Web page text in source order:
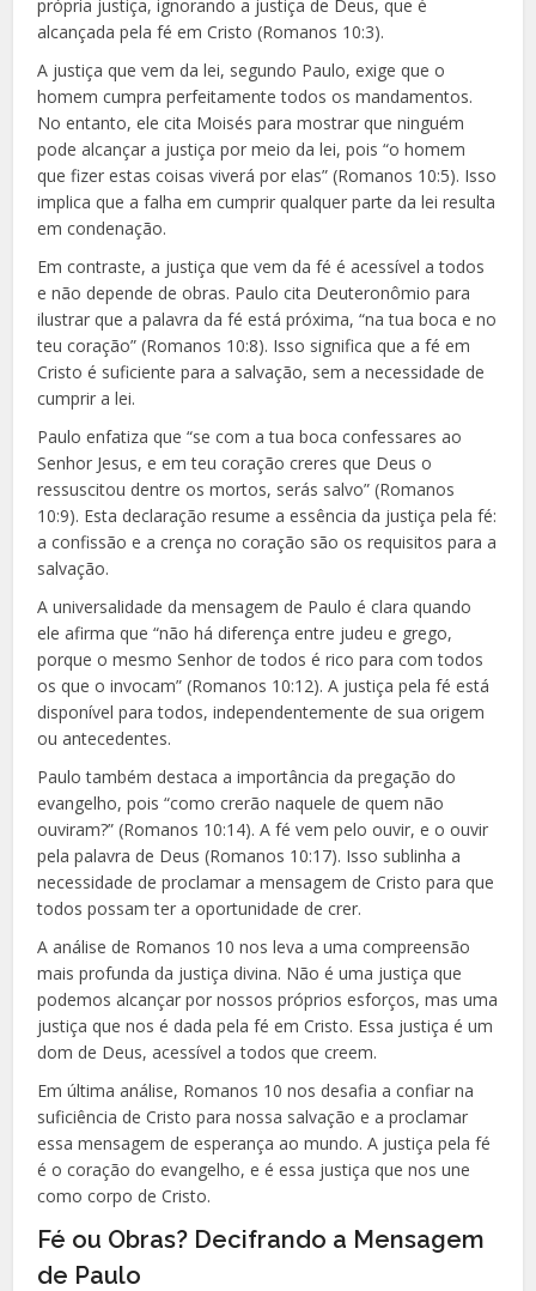
própria justiça, ignorando a justiça de Deus, que é
alcançada pela fé em Cristo (Romanos 10:3).
A justiça que vem da lei, segundo Paulo, exige que o
homem cumpra perfeitamente todos os mandamentos.
No entanto, ele cita Moisés para mostrar que ninguém
pode alcançar a justiça por meio da lei, pois “o homem
que fizer estas coisas viverá por elas” (Romanos 10:5). Isso
implica que a falha em cumprir qualquer parte da lei resulta
em condenação.
Em contraste, a justiça que vem da fé é acessível a todos
e não depende de obras. Paulo cita Deuteronômio para
ilustrar que a palavra da fé está próxima, “na tua boca e no
teu coração” (Romanos 10:8). Isso significa que a fé em
Cristo é suficiente para a salvação, sem a necessidade de
cumprir a lei.
Paulo enfatiza que “se com a tua boca confessares ao
Senhor Jesus, e em teu coração creres que Deus o
ressuscitou dentre os mortos, serás salvo” (Romanos
10:9). Esta declaração resume a essência da justiça pela fé:
a confissão e a crença no coração são os requisitos para a
salvação.
A universalidade da mensagem de Paulo é clara quando
ele afirma que “não há diferença entre judeu e grego,
porque o mesmo Senhor de todos é rico para com todos
os que o invocam” (Romanos 10:12). A justiça pela fé está
disponível para todos, independentemente de sua origem
ou antecedentes.
Paulo também destaca a importância da pregação do
evangelho, pois “como crerão naquele de quem não
ouviram?” (Romanos 10:14). A fé vem pelo ouvir, e o ouvir
pela palavra de Deus (Romanos 10:17). Isso sublinha a
necessidade de proclamar a mensagem de Cristo para que
todos possam ter a oportunidade de crer.
A análise de Romanos 10 nos leva a uma compreensão
mais profunda da justiça divina. Não é uma justiça que
podemos alcançar por nossos próprios esforços, mas uma
justiça que nos é dada pela fé em Cristo. Essa justiça é um
dom de Deus, acessível a todos que creem.
Em última análise, Romanos 10 nos desafia a confiar na
suficiência de Cristo para nossa salvação e a proclamar
essa mensagem de esperança ao mundo. A justiça pela fé
é o coração do evangelho, e é essa justiça que nos une
como corpo de Cristo.
Fé ou Obras? Decifrando a Mensagem
de Paulo